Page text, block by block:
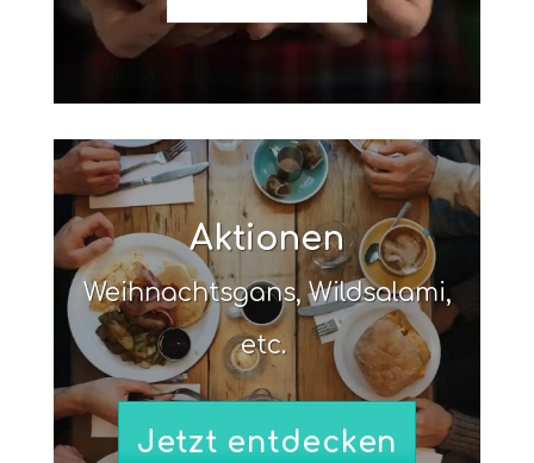
Aktionen
Weihnachtsgans, Wildsalami,
etc.
Jetzt entdecken